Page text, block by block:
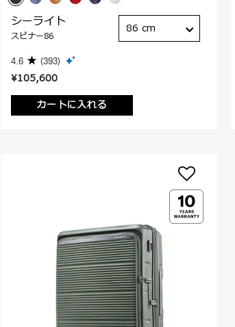
¥105,600
カートに入れる
シーライト
スピナー86
4.6 (393)
86 cm